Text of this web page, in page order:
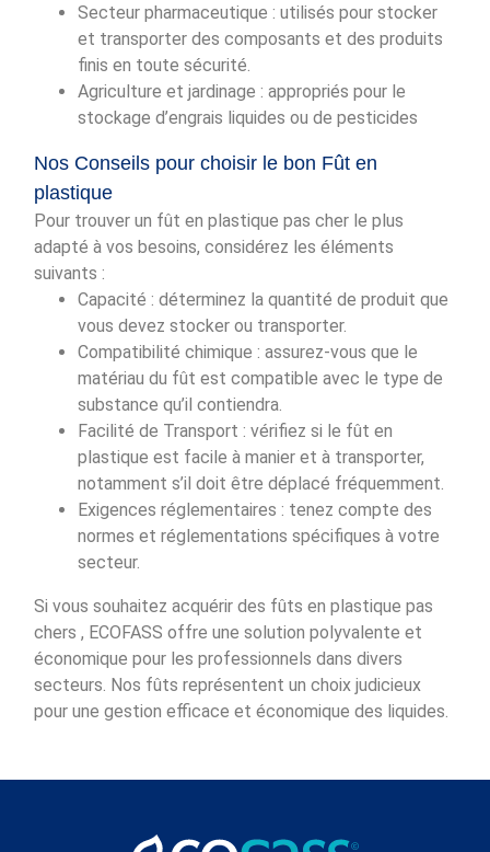
Secteur pharmaceutique : utilisés pour stocker
et transporter des composants et des produits
finis en toute sécurité.
Agriculture et jardinage : appropriés pour le
stockage d’engrais liquides ou de pesticides
Nos Conseils pour choisir le bon Fût en
plastique
Pour trouver un fût en plastique pas cher le plus
adapté à vos besoins, considérez les éléments
suivants :
Capacité : déterminez la quantité de produit que
vous devez stocker ou transporter.
Compatibilité chimique : assurez-vous que le
matériau du fût est compatible avec le type de
substance qu’il contiendra.
Facilité de Transport : vérifiez si le fût en
plastique est facile à manier et à transporter,
notamment s’il doit être déplacé fréquemment.
Exigences réglementaires : tenez compte des
normes et réglementations spécifiques à votre
secteur.
Si vous souhaitez acquérir des fûts en plastique pas
chers , ECOFASS offre une solution polyvalente et
économique pour les professionnels dans divers
secteurs. Nos fûts représentent un choix judicieux
pour une gestion efficace et économique des liquides.